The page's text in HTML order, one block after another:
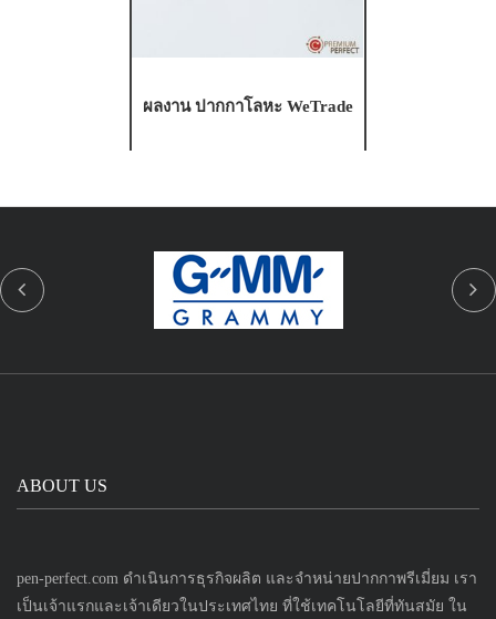
ผลงาน ปากกาโลหะ WeTrade
ABOUT US
pen-perfect.com ดำเนินการธุรกิจผลิต และจำหน่ายปากกาพรีเมี่ยม เรา
เป็นเจ้าแรกและเจ้าเดียวในประเทศไทย ที่ใช้เทคโนโลยีที่ทันสมัย ใน